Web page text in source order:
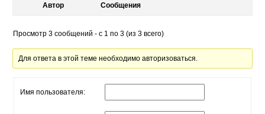
Автор Сообщения
Просмотр 3 сообщений - с 1 по 3 (из 3 всего)
Для ответа в этой теме необходимо авторизоваться.
Имя пользователя: